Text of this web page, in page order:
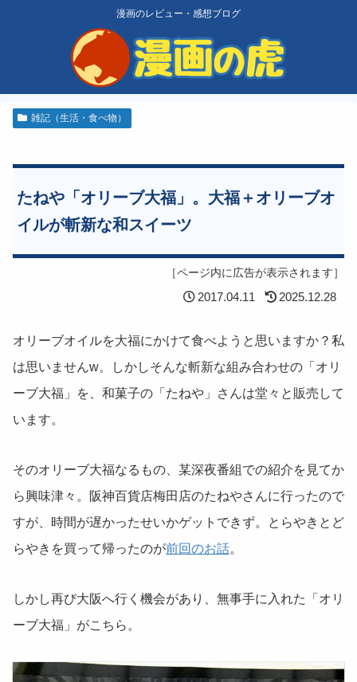
漫画のレビュー・感想ブログ
雑記（生活・食べ物）
たねや「オリーブ大福」。大福＋オリーブオ
イルが斬新な和スイーツ
［ページ内に広告が表示されます］
2017.04.11 2025.12.28
オリーブオイルを大福にかけて食べようと思いますか？私
は思いませんw。しかしそんな斬新な組み合わせの「オリ
ーブ大福」を、和菓子の「たねや」さんは堂々と販売して
います。
そのオリーブ大福なるもの、某深夜番組での紹介を見てか
ら興味津々。阪神百貨店梅田店のたねやさんに行ったので
すが、時間が遅かったせいかゲットできず。とらやきとど
らやきを買って帰ったのが前回のお話。
しかし再び大阪へ行く機会があり、無事手に入れた「オリ
ーブ大福」がこちら。